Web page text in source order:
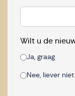
Wilt u de
Ja, graag
Nee, liever niet